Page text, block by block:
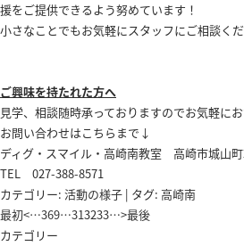
援をご提供できるよう努めています！
小さなことでもお気軽にスタッフにご相談く
ご興味を持たれた方へ
見学、相談随時承っておりますのでお気軽に
お問い合わせはこちらまで↓
ディグ・スマイル・高崎南教室 高崎市城山
TEL 027-388-8571
カテゴリー: 活動の様子 | タグ: 高崎南
最初<…369…313233…>最後
カテゴリー